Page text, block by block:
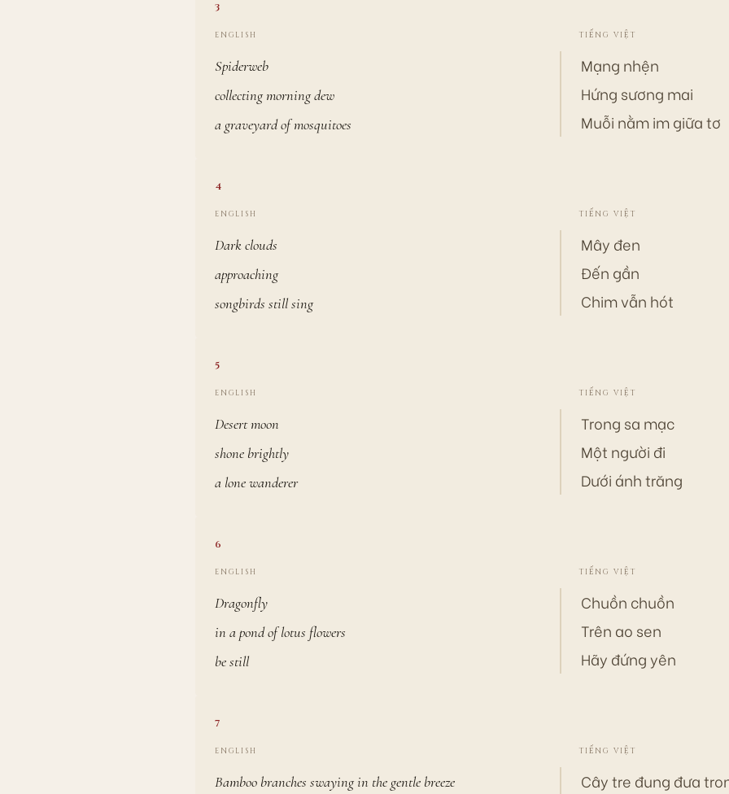
3
ENGLISH
Spiderweb
collecting morning dew
a graveyard of mosquitoes
TIẾNG VIỆT
Mạng nhện
Hứng sương mai
Muỗi nằm im giữa tơ
4
ENGLISH
Dark clouds
approaching
songbirds still sing
TIẾNG VIỆT
Mây đen
Đến gần
Chim vẫn hót
5
ENGLISH
Desert moon
shone brightly
a lone wanderer
TIẾNG VIỆT
Trong sa mạc
Một người đi
Dưới ánh trăng
6
ENGLISH
Dragonfly
in a pond of lotus flowers
be still
TIẾNG VIỆT
Chuồn chuồn
Trên ao sen
Hãy đứng yên
7
ENGLISH
Bamboo branches swaying in the gentle breeze
TIẾNG VIỆT
Cây tre đung đưa